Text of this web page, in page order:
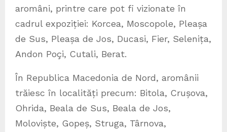
aromâni, printre care pot fi vizionate în
cadrul expoziției: Korcea, Moscopole, Pleașa
de Sus, Pleașa de Jos, Ducasi, Fier, Selenița,
Andon Poçi, Cutali, Berat.
În Republica Macedonia de Nord, aromânii
trăiesc în localități precum: Bitola, Crușova,
Ohrida, Beala de Sus, Beala de Jos,
Moloviște, Gopeș, Struga, Târnova,